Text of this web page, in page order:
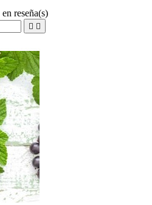
en reseña(s)
 